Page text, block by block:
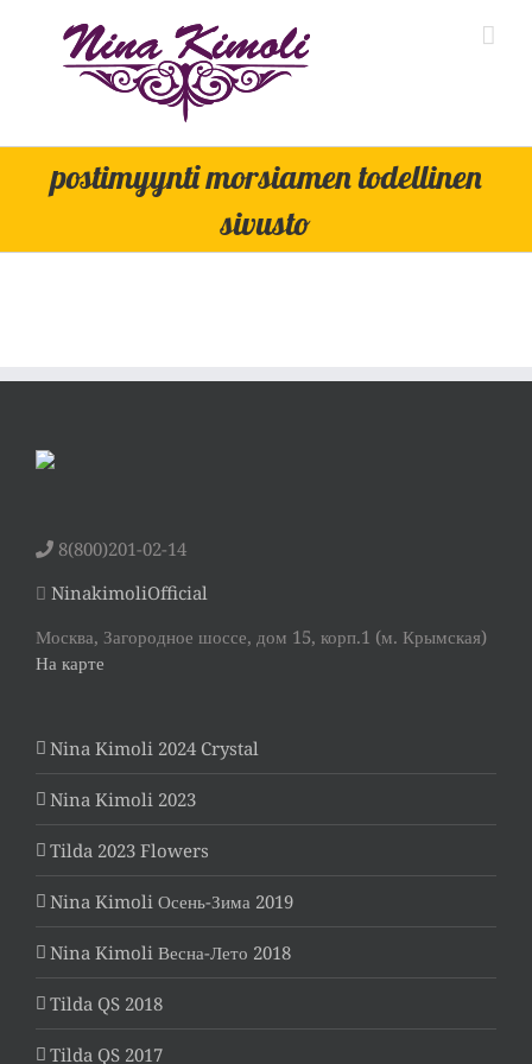
postimyynti morsiamen todellinen
sivusto
8(800)201-02-14
NinakimoliOfficial
Москва, Загородное шоссе, дом 15, корп.1 (м. Крымская)
На карте
Nina Kimoli 2024 Crystal
Nina Kimoli 2023
Tilda 2023 Flowers
Nina Kimoli Осень-Зима 2019
Nina Kimoli Весна-Лето 2018
Tilda QS 2018
Tilda QS 2017